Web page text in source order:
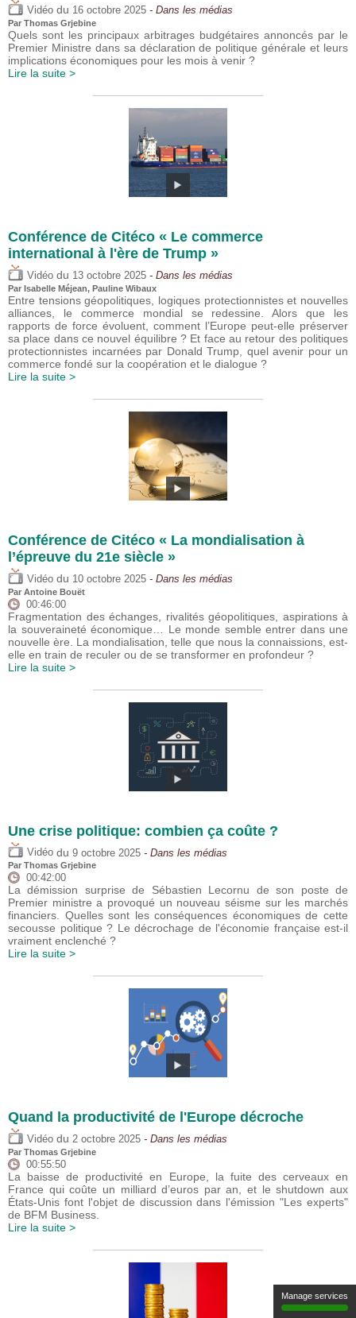
Vidéo du 16 octobre 2025 - Dans les médias
Par Thomas Grjebine
Quels sont les principaux arbitrages budgétaires annoncés par le
Premier Ministre dans sa déclaration de politique générale et leurs
implications économiques pour les mois à venir ?
Lire la suite >
Conférence de Citéco « Le commerce
international à l'ère de Trump »
Vidéo du 13 octobre 2025 - Dans les médias
Par Isabelle Méjean, Pauline Wibaux
Entre tensions géopolitiques, logiques protectionnistes et nouvelles
alliances, le commerce mondial se redessine. Alors que les
rapports de force évoluent, comment l’Europe peut-elle préserver
sa place dans ce nouvel équilibre ? Et face au retour des politiques
protectionnistes incarnées par Donald Trump, quel avenir pour un
commerce fondé sur la coopération et le dialogue ?
Lire la suite >
Conférence de Citéco « La mondialisation à
l’épreuve du 21e siècle »
Vidéo du 10 octobre 2025 - Dans les médias
Par Antoine Bouët
00:46:00
Fragmentation des échanges, rivalités géopolitiques, aspirations à
la souveraineté économique… Le monde semble entrer dans une
nouvelle ère. La mondialisation, telle que nous la connaissions, est-
elle en train de reculer ou de se transformer en profondeur ?
Lire la suite >
Une crise politique: combien ça coûte ?
Vidéo du 9 octobre 2025 - Dans les médias
Par Thomas Grjebine
00:42:00
La démission surprise de Sébastien Lecornu de son poste de
Premier ministre a provoqué un nouveau séisme sur les marchés
financiers. Quelles sont les conséquences économiques de cette
secousse politique ? Le décrochage de l'économie française est-il
vraiment enclenché ?
Lire la suite >
Quand la productivité de l'Europe décroche
Vidéo du 2 octobre 2025 - Dans les médias
Par Thomas Grjebine
00:55:50
La baisse de productivité en Europe, la fuite des cerveaux en
France qui coûte un milliard d’euros par an, et le shutdown aux
États-Unis font l'objet de discussion dans l'émission "Les experts"
de BFM Business.
Lire la suite >
Manage services